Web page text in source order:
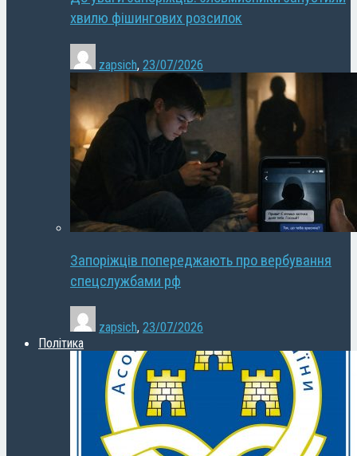
хвилю фішингових розсилок
zapsich, 23/07/2026
Запоріжців попереджають про вербування
спецслужбами рф
zapsich, 23/07/2026
Політика